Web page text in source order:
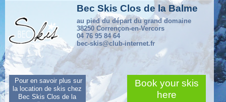
Bec Skis Clos de la Balme
au pied du départ du grand domaine
38250 Corrençon-en-Vercors
04 76 95 84 64
bec-skis@club-internet.fr
Pour en savoir plus sur
la location de skis chez
Bec Skis Clos de la
Book your skis
here